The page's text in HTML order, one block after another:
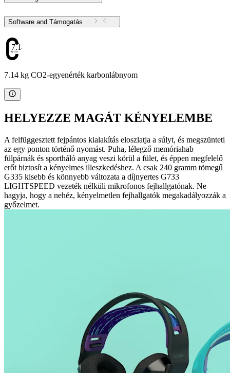
Software and Támogatás
7.14
7.14 kg CO2-egyenérték karbonlábnyom
HELYEZZE MAGÁT KÉNYELEMBE
A felfüggesztett fejpántos kialakítás eloszlatja a súlyt, és megszünteti
az egy ponton történő nyomást. Puha, lélegző memóriahab
fülpárnák és sportháló anyag veszi körül a fület, és éppen megfelelő
erőt biztosít a kényelmes illeszkedéshez. A csak 240 gramm tömegű
G335 kisebb és könnyebb változata a díjnyertes G733
LIGHTSPEED vezeték nélküli mikrofonos fejhallgatónak. Ne
hagyja, hogy a nehéz, kényelmetlen fejhallgatók megakadályozzák a
győzelmet.